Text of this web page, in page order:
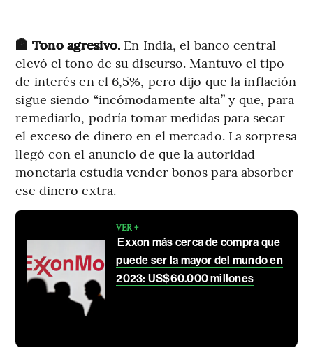
🏦 Tono agresivo. En India, el banco central
elevó el tono de su discurso. Mantuvo el tipo
de interés en el 6,5%, pero dijo que la inflación
sigue siendo “incómodamente alta” y que, para
remediarlo, podría tomar medidas para secar
el exceso de dinero en el mercado. La sorpresa
llegó con el anuncio de que la autoridad
monetaria estudia vender bonos para absorber
ese dinero extra.
VER +
Exxon más cerca de compra que
puede ser la mayor del mundo en
2023: US$60.000 millones